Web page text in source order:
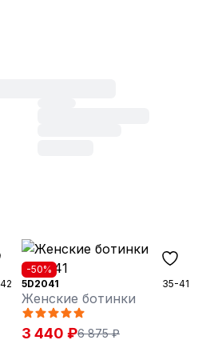
-50%
5D2041
35-41
Женские ботинки
3 440 ₽6 875 ₽